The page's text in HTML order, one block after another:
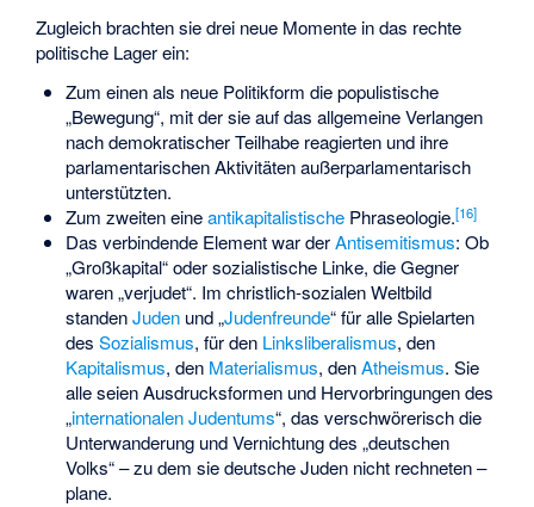
Zugleich brachten sie drei neue Momente in das rechte
politische Lager ein:
Zum einen als neue Politikform die populistische
„Bewegung“, mit der sie auf das allgemeine Verlangen
nach demokratischer Teilhabe reagierten und ihre
parlamentarischen Aktivitäten außerparlamentarisch
unterstützten.
Zum zweiten eineantikapitalistischePhraseologie.[16]
Das verbindende Element war derAntisemitismus: Ob
„Großkapital“ oder sozialistische Linke, die Gegner
waren „verjudet“. Im christlich-sozialen Weltbild
standenJudenund „Judenfreunde“ für alle Spielarten
des Sozialismus, für den Linksliberalismus, den
Kapitalismus, den Materialismus, denAtheismus. Sie
alle seien Ausdrucksformen und Hervorbringungen des
„internationalen Judentums“, das verschwörerisch die
Unterwanderung und Vernichtung des „deutschen
Volks“ – zu dem sie deutsche Juden nicht rechneten –
plane.